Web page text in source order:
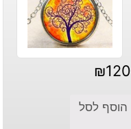
₪120
הוסף לסל